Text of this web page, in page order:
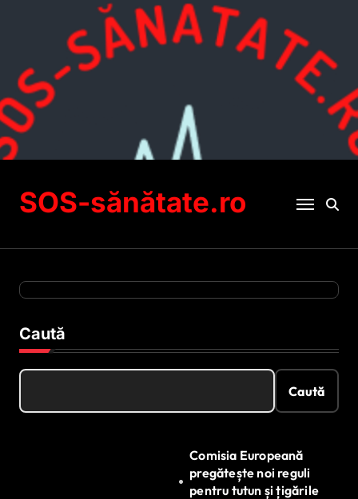
SOS-sănătate.ro
Caută
Caută
Comisia Europeană
pregătește noi reguli
pentru tutun și țigările